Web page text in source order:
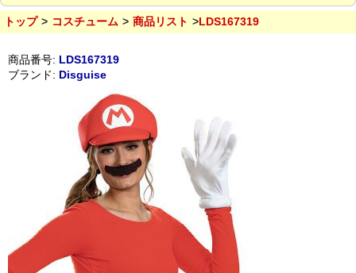
トップ コスチューム 商品リスト LDS167319
商品番号: LDS167319
ブランド: Disguise